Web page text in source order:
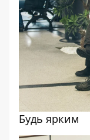
Будь ярким